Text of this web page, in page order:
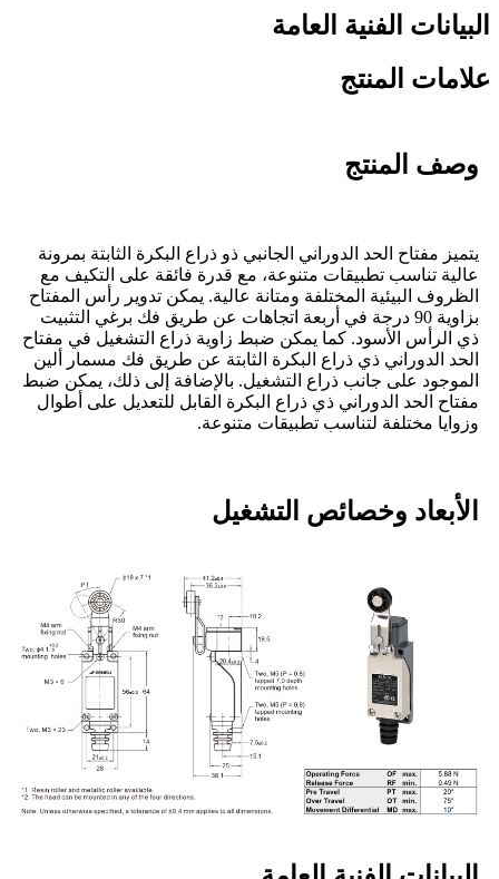
البيانات الفنية العامة
علامات المنتج
وصف المنتج
يتميز مفتاح الحد الدوراني الجانبي ذو ذراع البكرة الثابتة بمرونة
عالية تناسب تطبيقات متنوعة، مع قدرة فائقة على التكيف مع
الظروف البيئية المختلفة ومتانة عالية. يمكن تدوير رأس المفتاح
بزاوية 90 درجة في أربعة اتجاهات عن طريق فك برغي التثبيت
ذي الرأس الأسود. كما يمكن ضبط زاوية ذراع التشغيل في مفتاح
الحد الدوراني ذي ذراع البكرة الثابتة عن طريق فك مسمار ألين
الموجود على جانب ذراع التشغيل. بالإضافة إلى ذلك، يمكن ضبط
مفتاح الحد الدوراني ذي ذراع البكرة القابل للتعديل على أطوال
وزوايا مختلفة لتناسب تطبيقات متنوعة.
الأبعاد وخصائص التشغيل